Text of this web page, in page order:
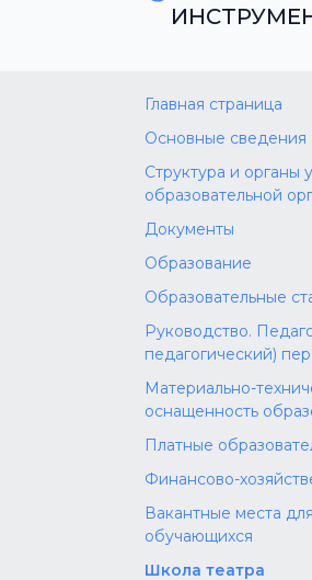
Главная страница
Основные сведения
Структура и органы
образовательной
Документы
Образование
Образовательные
Руководство.
педагогический)
Материально-
оснащенность
Платные
Финансово-
Вакантные места
обучающихся
Школа театра